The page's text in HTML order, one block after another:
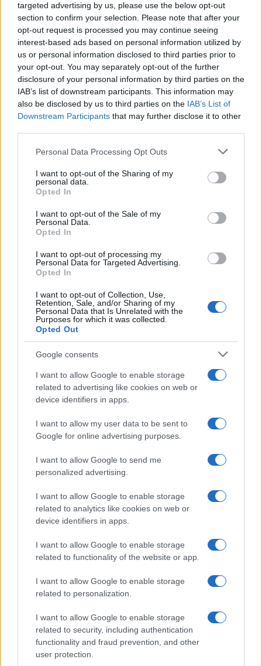
targeted advertising by us, please use the below opt-out
section to confirm your selection. Please note that after your
opt-out request is processed you may continue seeing
interest-based ads based on personal information utilized by
us or personal information disclosed to third parties prior to
your opt-out. You may separately opt-out of the further
disclosure of your personal information by third parties on the
IAB’s list of downstream participants. This information may
also be disclosed by us to third parties on the IAB’s List of
Downstream Participants that may further disclose it to other
Please note that this website/app uses one or more Google
not limited to your visit or usage behaviour. You may click to
grant or deny consent to Google and its third-party tags to
use your data for below specified purposes in below Google
consent section.
Personal Data Processing Opt Outs
I want to opt-out of the Sharing of my
personal data.
Opted In
I want to opt-out of the Sale of my
Personal Data.
Opted In
I want to opt-out of processing my
Personal Data for Targeted Advertising.
Opted In
I want to opt-out of Collection, Use,
Retention, Sale, and/or Sharing of my
Personal Data that Is Unrelated with the
Purposes for which it was collected.
Opted Out
Google consents
I want to allow Google to enable storage
related to advertising like cookies on web or
device identifiers in apps.
I want to allow my user data to be sent to
Google for online advertising purposes.
I want to allow Google to send me
personalized advertising.
I want to allow Google to enable storage
related to analytics like cookies on web or
device identifiers in apps.
I want to allow Google to enable storage
related to functionality of the website or app.
I want to allow Google to enable storage
related to personalization.
I want to allow Google to enable storage
related to security, including authentication
functionality and fraud prevention, and other
user protection.
a döntéselőkészítés második szakaszában. A négy teljes
napon át tartó meghallgatáson végül 71 formáció lépett fel
az A38 Hajó színpadán egy szűkebb, 15 fős szakmai zsűri
előtt.
A nyertes zenekarok nemcsak a már említett anyagi
támogatásban részesülnek, hiszen a pénzbeli juttatások
mellett egy legalább ugyanennyire fontos segítséget:
ugyanis egy egész éven át tartó mentorprogramban. Minden
induló előadó mellé társul egy olyan mentor, aki saját
szakterületén szerzett tapasztalatainak, valamint széles
időszakban irányt mutat a támogatott produkciónak. Az
elmúlt évek tapasztalata az, hogy az előadó és mentora
közötti együttműködés több alkalommal is a programon
túlmutató, szorosabb szakmai kapcsolattá alakult. Sőt
producerként vagy menedzserként is közreműködött a
zenekar életében.
A program folyamatos építkezésének köszönhetően a
visszatérő mentorok mellett ezúttal is elismert előadók,
producerek, programszervezők és menedzserek vállalták
ezt a feladatot. Január 19-én egy rapid randi jellegű
találkozón minden zenekarnak lehetősége nyílt arra, hogy
beszélgethessen három-három hazai zeneipari
szakemberrel arról a karrierútról, amit a támogatás idejére
betervezett magának. Ezek a beszélgetések azért is voltak